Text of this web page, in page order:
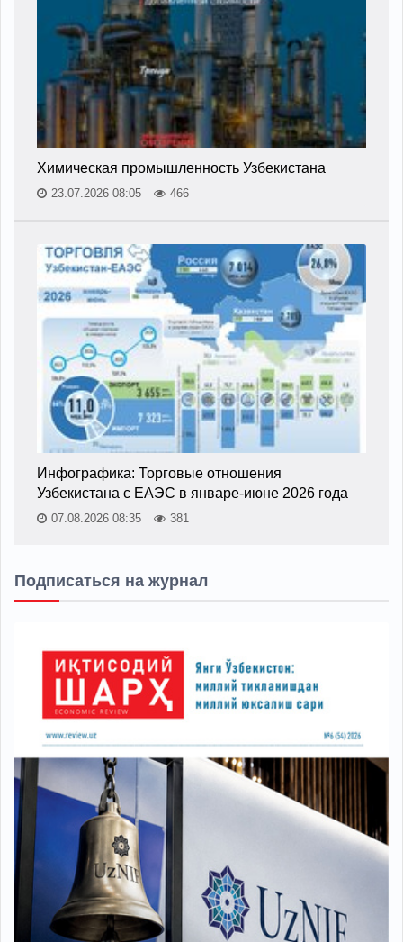
Химическая промышленность Узбекистана
23.07.2026 08:05 466
Инфографика: Торговые отношения
Узбекистана с ЕАЭС в январе-июне 2026 года
07.08.2026 08:35 381
Подписаться на журнал